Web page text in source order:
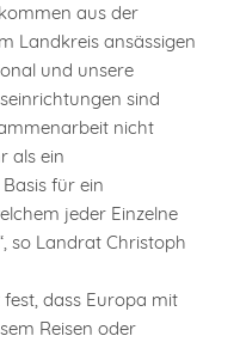
aus der
Landkreis ansässigen
und unsere
sind
nicht
als ein
für ein
jeder Einzelne
so Landrat Christoph
dass Europa mit
Reisen oder